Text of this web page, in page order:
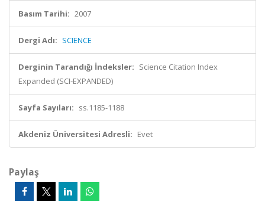
Basım Tarihi: 2007
Dergi Adı: SCIENCE
Derginin Tarandığı İndeksler: Science Citation Index
Expanded (SCI-EXPANDED)
Sayfa Sayıları: ss.1185-1188
Akdeniz Üniversitesi Adresli: Evet
Paylaş